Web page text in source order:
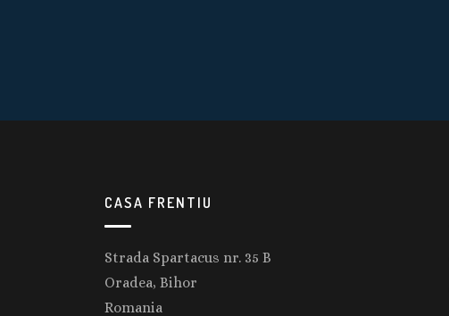
CASA FRENTIU
Strada Spartacus nr. 35 B
Oradea, Bihor
Romania